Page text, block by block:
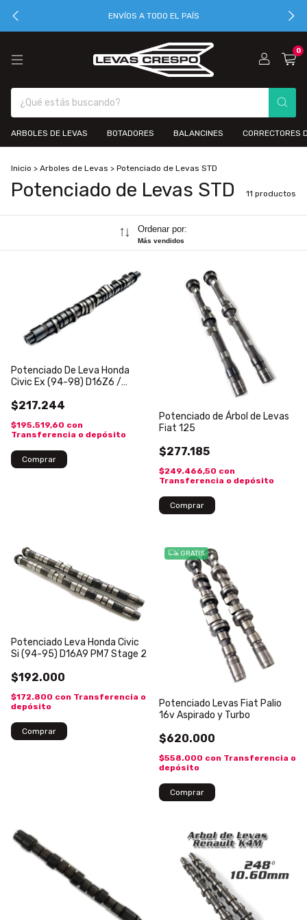
ENVÍOS A TODO EL PAÍS
0
ARBOLES DE LEVAS BOTADORES BALANCINES CORRECTORES
Inicio > Arboles de Levas > Potenciado de Levas STD
Potenciado de Levas STD 11 productos
Ordenar por:
Más vendidos
Potenciado De Leva Honda
Civic Ex (94-98) D16Z6 /
$217.244
$195.519,60 con
Transferencia o depósito
Potenciado de Árbol de Levas
Fiat 125
$277.185
$249.466,50 con
Transferencia o depósito
Potenciado Leva Honda Civic
Si (94-95) D16A9 PM7 Stage 2
$192.000
$172.800 con Transferencia o
depósito
GRATIS
Potenciado Levas Fiat Palio
16v Aspirado y Turbo
$620.000
$558.000 con Transferencia o
depósito